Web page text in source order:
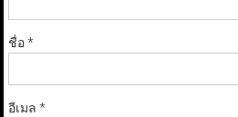
ชื่อ*
อีเมล *